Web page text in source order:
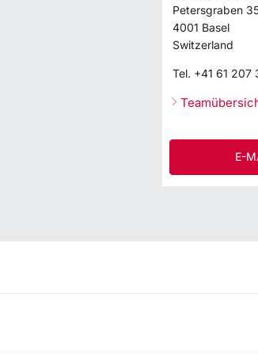
Petersgraben
4001 Basel
Switzerland
Tel. +41 61 207
E-